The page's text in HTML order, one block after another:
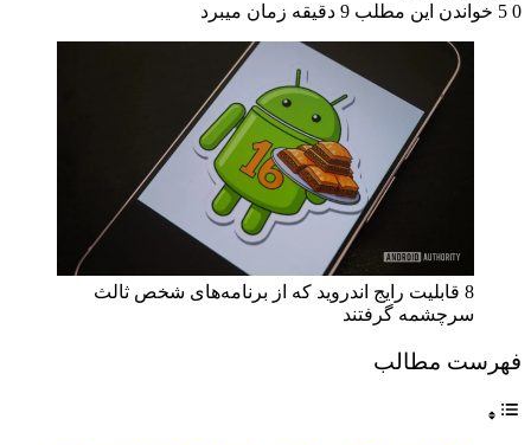
0
خواندن این مطلب 9 دقیقه زمان میبرد
8 قابلیت رایج اندروید که از برنامه‌های شخص ثالث
سرچشمه گرفتند
فهرست مطالب